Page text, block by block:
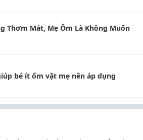
Thơm Mát, Mẹ Ôm Là Không Muốn
bé ít ốm vặt mẹ nên áp dụng